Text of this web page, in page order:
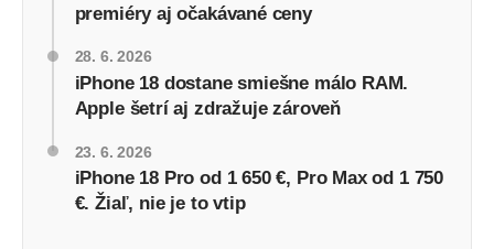
premiéry aj očakávané ceny
28. 6. 2026
iPhone 18 dostane smiešne málo RAM.
Apple šetrí aj zdražuje zároveň
23. 6. 2026
iPhone 18 Pro od 1 650 €, Pro Max od 1 750
€. Žiaľ, nie je to vtip